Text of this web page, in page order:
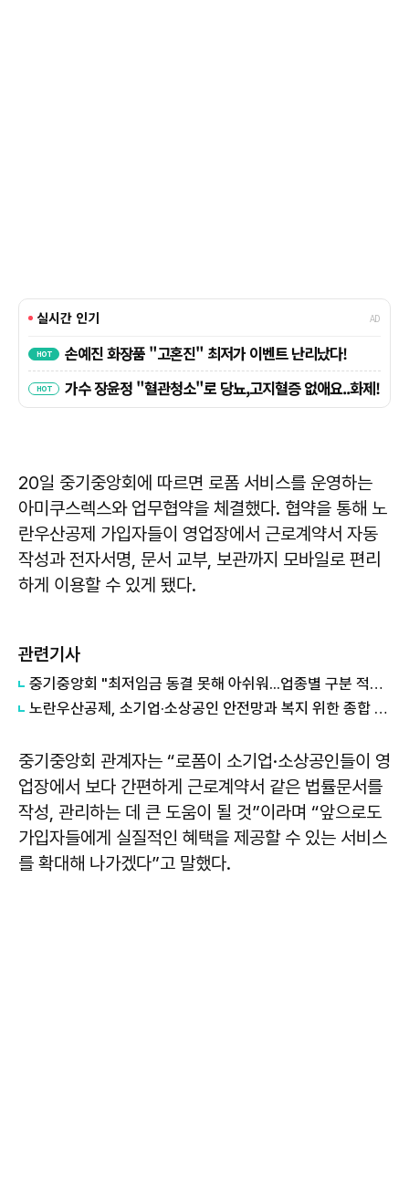
20일 중기중앙회에 따르면 로폼 서비스를 운영하는
아미쿠스렉스와 업무협약을 체결했다. 협약을 통해 노
란우산공제 가입자들이 영업장에서 근로계약서 자동
작성과 전자서명, 문서 교부, 보관까지 모바일로 편리
하게 이용할 수 있게 됐다.
관련기사
중기중앙회 "최저임금 동결 못해 아쉬워...업종별 구분 적용 필요"
노란우산공제, 소기업·소상공인 안전망과 복지 위한 종합 플랫폼 탈바꿈
중기중앙회 관계자는 “로폼이 소기업·소상공인들이 영
업장에서 보다 간편하게 근로계약서 같은 법률문서를
작성, 관리하는 데 큰 도움이 될 것”이라며 “앞으로도
가입자들에게 실질적인 혜택을 제공할 수 있는 서비스
를 확대해 나가겠다”고 말했다.